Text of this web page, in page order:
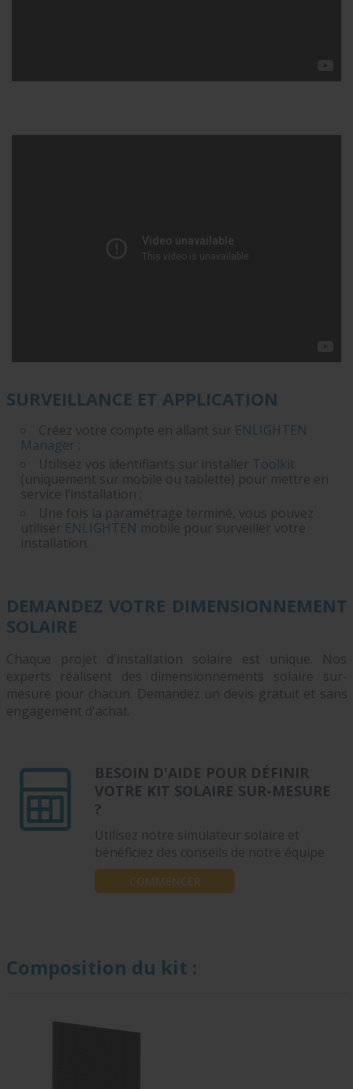
SURVEILLANCE ET APPLICATION
Créez votre compte en allant sur ENLIGHTEN
Manager ;
Utilisez vos identifiants sur installer Toolkit
(uniquement sur mobile ou tablette) pour mettre en
service l’installation ;
Une fois la paramétrage terminé, vous pouvez
utiliser ENLIGHTEN mobile pour surveiller votre
installation.
DEMANDEZ VOTRE DIMENSIONNEMENT
SOLAIRE
Chaque projet d'installation solaire est unique. Nos
experts réalisent des dimensionnements solaire sur-
mesure pour chacun. Demandez un devis gratuit et sans
engagement d'achat.
BESOIN D'AIDE POUR DÉFINIR
VOTRE KIT SOLAIRE SUR-MESURE
?
Utilisez notre simulateur solaire et
bénéficiez des conseils de notre équipe
COMMENCER
Composition du kit :